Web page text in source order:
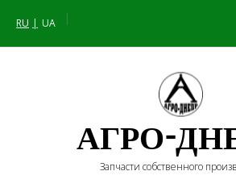
RU UA |
АГРО-
Запчасти собственного